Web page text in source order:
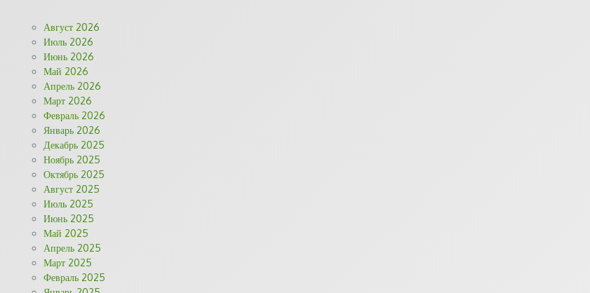
Август 2026
Июль 2026
Июнь 2026
Май 2026
Апрель 2026
Март 2026
Февраль 2026
Январь 2026
Декабрь 2025
Ноябрь 2025
Октябрь 2025
Август 2025
Июль 2025
Июнь 2025
Май 2025
Апрель 2025
Март 2025
Февраль 2025